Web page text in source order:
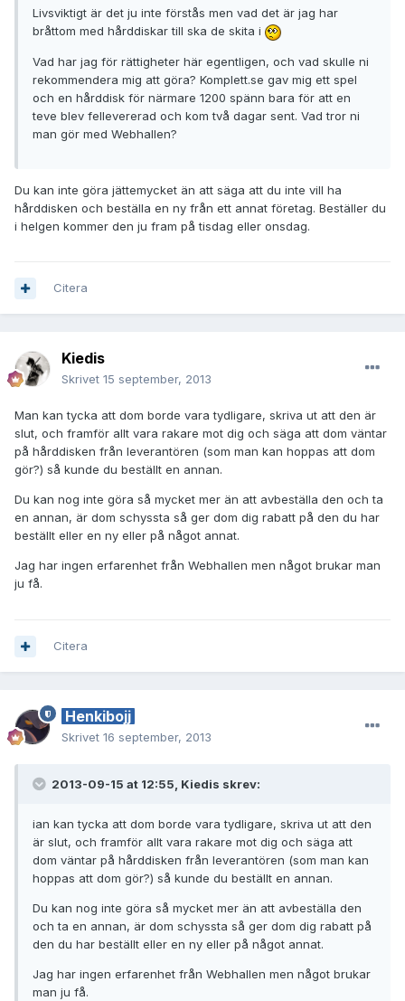
Livsviktigt är det ju inte förstås men vad det är jag har
bråttom med hårddiskar till ska de skita i
Vad har jag för rättigheter här egentligen, och vad skulle ni
rekommendera mig att göra? Komplett.se gav mig ett spel
och en hårddisk för närmare 1200 spänn bara för att en
teve blev fellevererad och kom två dagar sent. Vad tror ni
man gör med Webhallen?
Du kan inte göra jättemycket än att säga att du inte vill ha
hårddisken och beställa en ny från ett annat företag. Beställer du
i helgen kommer den ju fram på tisdag eller onsdag.
Citera
Kiedis
Skrivet 15 september, 2013
Man kan tycka att dom borde vara tydligare, skriva ut att den är
slut, och framför allt vara rakare mot dig och säga att dom väntar
på hårddisken från leverantören (som man kan hoppas att dom
gör?) så kunde du beställt en annan.
Du kan nog inte göra så mycket mer än att avbeställa den och ta
en annan, är dom schyssta så ger dom dig rabatt på den du har
beställt eller en ny eller på något annat.
Jag har ingen erfarenhet från Webhallen men något brukar man
ju få.
Citera
Henkibojj
Skrivet 16 september, 2013
2013-09-15 at 12:55, Kiedis skrev:
ian kan tycka att dom borde vara tydligare, skriva ut att den
är slut, och framför allt vara rakare mot dig och säga att
dom väntar på hårddisken från leverantören (som man kan
hoppas att dom gör?) så kunde du beställt en annan.
Du kan nog inte göra så mycket mer än att avbeställa den
och ta en annan, är dom schyssta så ger dom dig rabatt på
den du har beställt eller en ny eller på något annat.
Jag har ingen erfarenhet från Webhallen men något brukar
man ju få.